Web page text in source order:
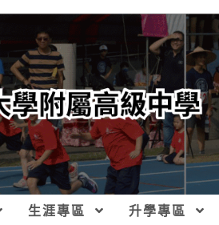
生涯專區 升學專區